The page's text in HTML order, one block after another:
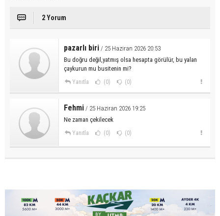
2 Yorum
pazarlı biri / 25 Haziran 2026 20:53
Bu doğru değil,yatmış olsa hesapta görülür, bu yalan
çaykurun mu busitenin mi?
Yanıtla (0) (0)
Fehmi / 25 Haziran 2026 19:25
Ne zaman çekilecek
Yanıtla (0) (0)